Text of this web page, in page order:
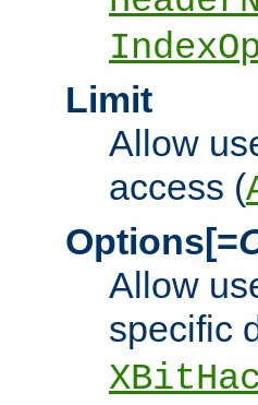
Limit
Allow
access (
Options[=
Allow
specific